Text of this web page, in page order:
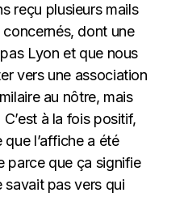
reçu plusieurs mails
dont une
Lyon et que nous
vers une association
au nôtre, mais
à la fois positif,
l’affiche a été
parce que ça signifie
savait pas vers qui